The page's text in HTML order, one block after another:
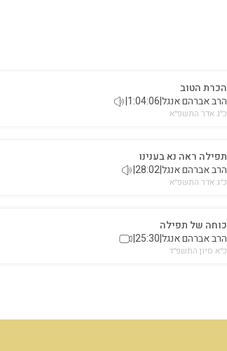
הכרת הטוב
הרב אברהם אנגל|
1:04:06
|
כ״ג אדר התשפ״א
תפילה ראה נא בענינו
הרב אברהם אנגל|
28:02
|
כ״ג אדר התשפ״א
כוחה של תפילה
הרב אברהם אנגל|
25:30
|
כ״א סיון התשפ״ד